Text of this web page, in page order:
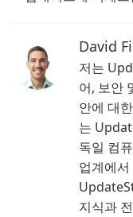
David
저는
어, 보안
안에 대
는
독일 컴
업계에
지식과